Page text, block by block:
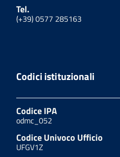
Tel.
(+39) 0577 285163
Codici istituzionali
Codice IPA
odmc_052
Codice Univoco Ufficio
UFGV1Z